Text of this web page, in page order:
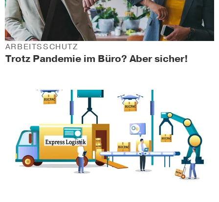
Trotz Pandemie im Büro? Aber sicher!
ARBEITSSCHUTZ